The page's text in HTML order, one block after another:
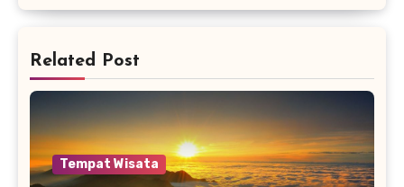
Related Post
Tempat Wisata